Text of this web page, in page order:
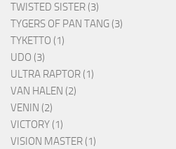
TWISTED SISTER (3)
TYGERS OF PAN TANG (3)
TYKETTO (1)
UDO (3)
ULTRA RAPTOR (1)
VAN HALEN (2)
VENIN (2)
VICTORY (1)
VISION MASTER (1)